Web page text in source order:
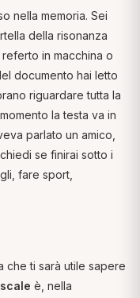
nella memoria. Sei
della risonanza
in macchina o
documento hai letto
riguardare tutta la
la testa va in
parlato un amico,
se finirai sotto i
fare sport,
che ti sarà utile sapere
è, nella